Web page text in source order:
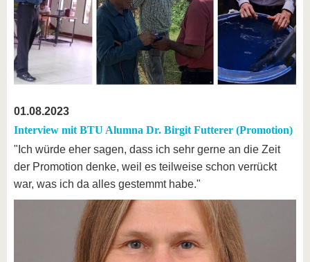
01.08.2023
Interview mit BTU Alumna Dr. Birgit Futterer (Promotion)
"Ich würde eher sagen, dass ich sehr gerne an die Zeit
der Promotion denke, weil es teilweise schon verrückt
war, was ich da alles gestemmt habe."